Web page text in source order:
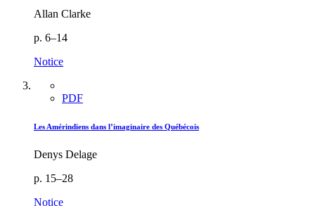
Allan Clarke
p. 6–14
Notice
PDF
Les Amérindiens dans l’imaginaire des Québécois
Denys Delage
p. 15–28
Notice